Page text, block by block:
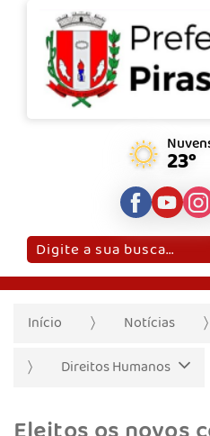
23°
Pesquisar:
Início Notícias
Direitos Humanos